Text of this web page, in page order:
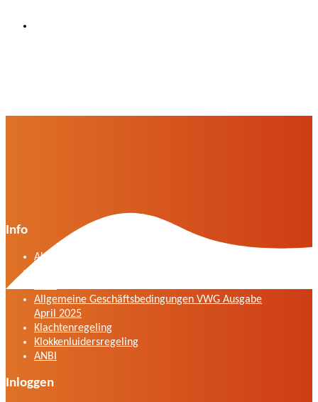
Info
Algemene voorwaarden VWG versie april 2025
Allgemeine Geschäftsbedingungen VWG Ausgabe
April 2025
Klachtenregeling
Klokkenluidersregeling
ANBI
Inloggen